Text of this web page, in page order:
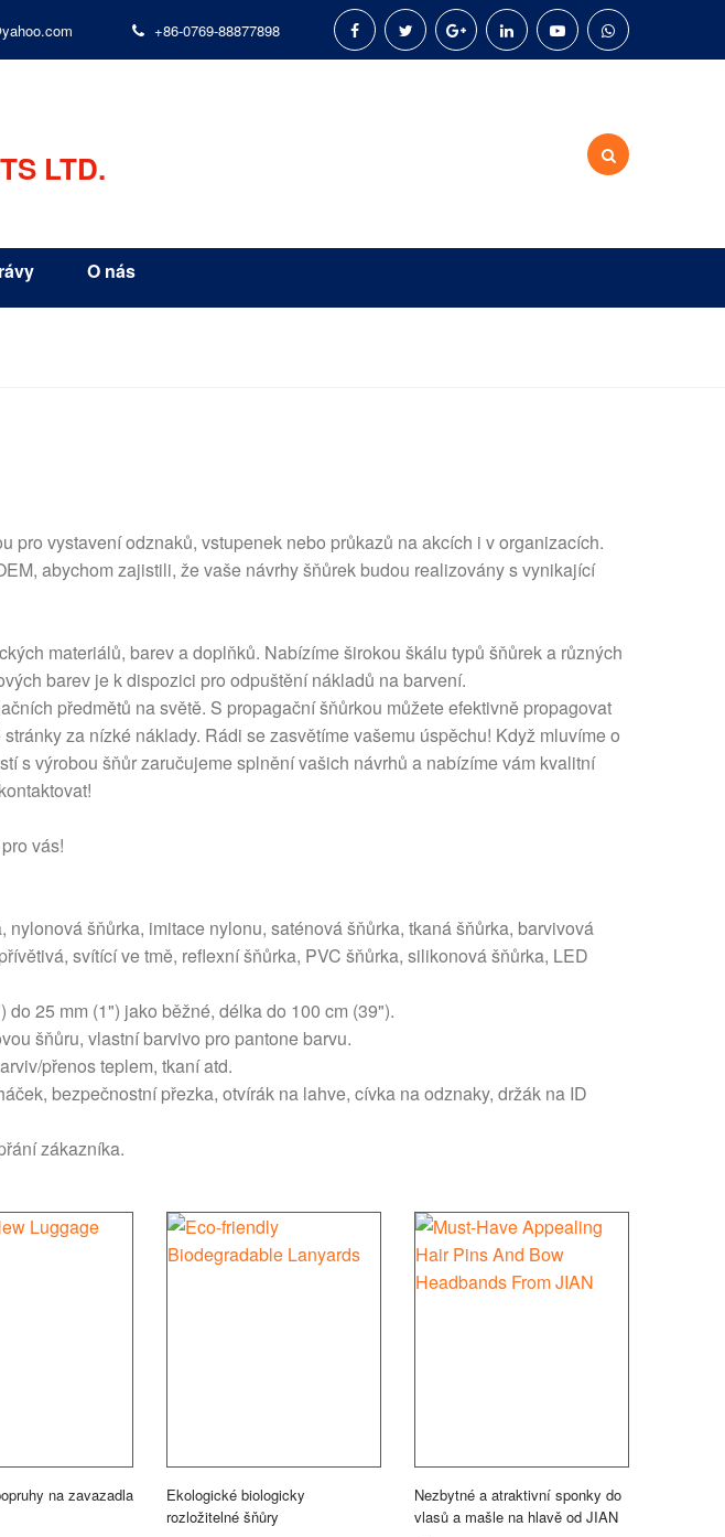
+86-0769-88877898
LTD.
O nás
pro vystavení odznaků, vstupenek nebo průkazů na akcích i v organizacích.
abychom zajistili, že vaše návrhy šňůrek budou realizovány s vynikající
materiálů, barev a doplňků. Nabízíme širokou škálu typů šňůrek a různých
barev je k dispozici pro odpuštění nákladů na barvení.
předmětů na světě. S propagační šňůrkou můžete efektivně propagovat
za nízké náklady. Rádi se zasvětíme vašemu úspěchu! Když mluvíme o
s výrobou šňůr zaručujeme splnění vašich návrhů a nabízíme vám kvalitní
vás!
šňůrka, imitace nylonu, saténová šňůrka, tkaná šňůrka, barvivová
svítící ve tmě, reflexní šňůrka, PVC šňůrka, silikonová šňůrka, LED
25 mm (1") jako běžné, délka do 100 cm (39").
šňůru, vlastní barvivo pro pantone barvu.
přenos teplem, tkaní atd.
bezpečnostní přezka, otvírák na lahve, cívka na odznaky, držák na ID
zákazníka.
na zavazadla
Ekologické biologicky
rozložitelné šňůry
Nezbytné a atraktivní sponky do
vlasů a mašle na hlavě od JIAN